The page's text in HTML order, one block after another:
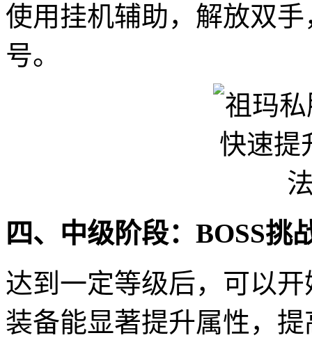
使用挂机辅助，解放双
号。
四、中级阶段：BOSS挑
达到一定等级后，可以
装备能显著提升属性，